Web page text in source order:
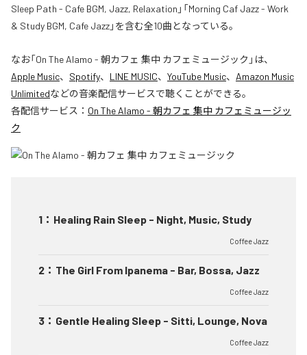
Sleep Path - Cafe BGM, Jazz, Relaxation」「Morning Caf Jazz - Work
& Study BGM, Cafe Jazz」を含む全10曲となっている。
なお「On The Alamo - 朝カフェ 集中 カフェミュージック 」は、
Apple Music、 Spotify、 LINE MUSIC、 YouTube Music、 Amazon Music
Unlimitedなどの音楽配信サービスで聴くことができる。
各配信サービス： On The Alamo - 朝カフェ 集中 カフェミュージッ
ク
1 ： Healing Rain Sleep - Night, Music, Study
Coffee Jazz
2 ： The Girl From Ipanema - Bar, Bossa, Jazz
Coffee Jazz
3 ： Gentle Healing Sleep - Sitti, Lounge, Nova
Coffee Jazz